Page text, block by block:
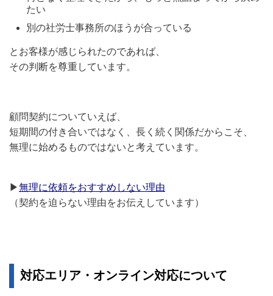
たい
別の社労士事務所のほうが合っている
とお客様が感じられたのであれば、
その判断を尊重しています。
顧問契約についていえば、
短期間の付き合いではなく、長く続く関係だからこそ、
無理に始めるものではないと考えています。
▶無理に依頼をおすすめしない理由
（契約を迫らない理由をお伝えしています）
対応エリア・オンライン対応について